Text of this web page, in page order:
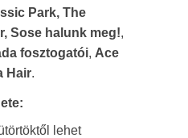
Park, The
Sose halunk meg!,
fosztogatói, Ace
Hair.
lehet